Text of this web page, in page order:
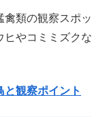
禽類の観察スポッ
ヒやコミミズクな
観察ポイント